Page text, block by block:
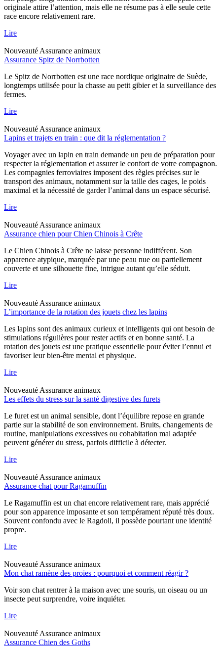
originale attire l’attention, mais elle ne résume pas à elle seule cette
race encore relativement rare.
Lire
Nouveauté Assurance animaux
Assurance Spitz de Norrbotten
Le Spitz de Norrbotten est une race nordique originaire de Suède,
longtemps utilisée pour la chasse au petit gibier et la surveillance des
fermes.
Lire
Nouveauté Assurance animaux
Lapins et trajets en train : que dit la réglementation ?
Voyager avec un lapin en train demande un peu de préparation pour
respecter la réglementation et assurer le confort de votre compagnon.
Les compagnies ferroviaires imposent des règles précises sur le
transport des animaux, notamment sur la taille des cages, le poids
maximal et la nécessité de garder l’animal dans un espace sécurisé.
Lire
Nouveauté Assurance animaux
Assurance chien pour Chien Chinois à Crête
Le Chien Chinois à Crête ne laisse personne indifférent. Son
apparence atypique, marquée par une peau nue ou partiellement
couverte et une silhouette fine, intrigue autant qu’elle séduit.
Lire
Nouveauté Assurance animaux
L’importance de la rotation des jouets chez les lapins
Les lapins sont des animaux curieux et intelligents qui ont besoin de
stimulations régulières pour rester actifs et en bonne santé. La
rotation des jouets est une pratique essentielle pour éviter l’ennui et
favoriser leur bien-être mental et physique.
Lire
Nouveauté Assurance animaux
Les effets du stress sur la santé digestive des furets
Le furet est un animal sensible, dont l’équilibre repose en grande
partie sur la stabilité de son environnement. Bruits, changements de
routine, manipulations excessives ou cohabitation mal adaptée
peuvent générer du stress, parfois difficile à détecter.
Lire
Nouveauté Assurance animaux
Assurance chat pour Ragamuffin
Le Ragamuffin est un chat encore relativement rare, mais apprécié
pour son apparence imposante et son tempérament réputé très doux.
Souvent confondu avec le Ragdoll, il possède pourtant une identité
propre.
Lire
Nouveauté Assurance animaux
Mon chat ramène des proies : pourquoi et comment réagir ?
Voir son chat rentrer à la maison avec une souris, un oiseau ou un
insecte peut surprendre, voire inquiéter.
Lire
Nouveauté Assurance animaux
Assurance Chien des Goths